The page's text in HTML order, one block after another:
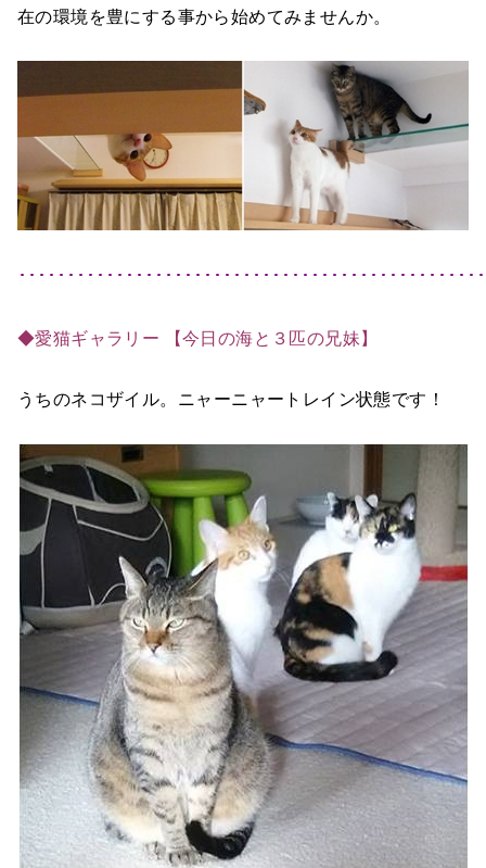
在の環境を豊にする事から始めてみませんか。
･･･････････････････････････････････････････････
◆愛猫ギャラリー 【今日の海と３匹の兄妹】
うちのネコザイル。 ニャーニャートレイン状態です！